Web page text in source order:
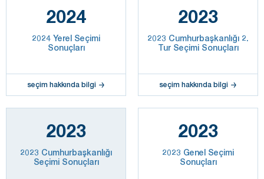
2024
2024 Yerel Seçimi
Sonuçları
seçim hakkında bilgi
2023
2023 Cumhurbaşkanlığı 2.
Tur Seçimi Sonuçları
seçim hakkında bilgi
2023
2023 Cumhurbaşkanlığı
Seçimi Sonuçları
2023
2023 Genel Seçimi
Sonuçları